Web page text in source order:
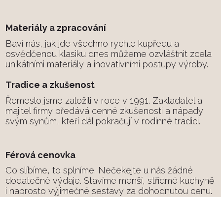
Materiály a zpracování
Baví nás, jak jde všechno rychle kupředu a
osvědčenou klasiku dnes můžeme ozvláštnit zcela
unikátními materiály a inovativními postupy výroby.
Tradice a zkušenost
Řemeslo jsme založili v roce v 1991. Zakladatel a
majitel firmy předává cenné zkušenosti a nápady
svým synům, kteří dál pokračují v rodinné tradici.
Férová cenovka
Co slíbíme, to splníme. Nečekejte u nás žádné
dodatečné výdaje. Stavíme menší, střídmé kuchyně
i naprosto výjimečné sestavy za dohodnutou cenu.